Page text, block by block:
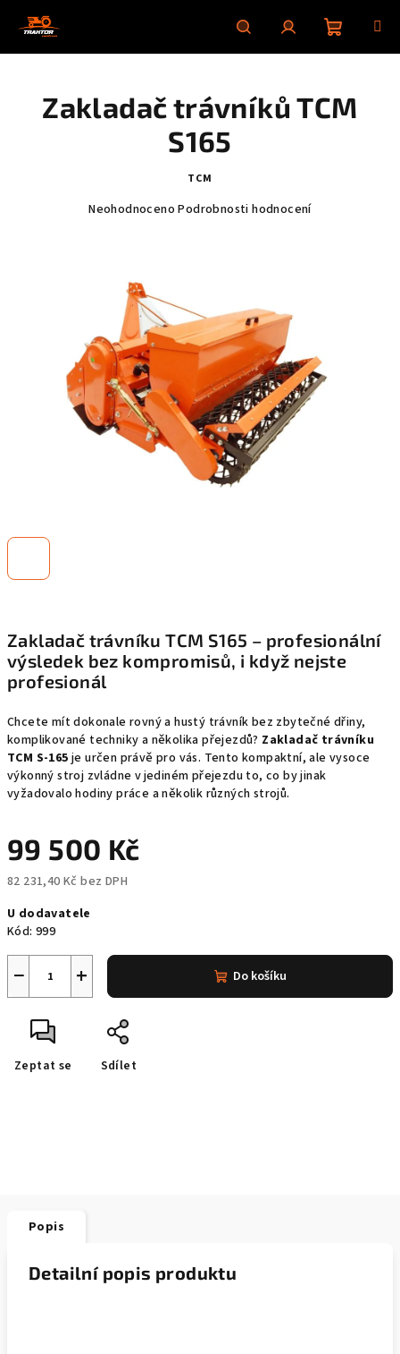
HledatPřihlášeníNákupní
košík
Zakladač trávníku TCM S165 – profesionální
výsledek bez kompromisů, i když nejste
profesionál
Chcete mít dokonale rovný a hustý trávník bez zbytečné dřiny,
komplikované techniky a několika přejezdů? Zakladač trávníku
TCM S-165je určen právě pro vás. Tento kompaktní, ale vysoce
výkonný stroj zvládne v jediném přejezdu to, co by jinak
vyžadovalo hodiny práce a několik různých strojů.
99 500 Kč
82 231,40 Kč bez DPH
cena:
U dodavatele
Kód: 999
+
− Do košíku
Zeptat se Sdílet
Zakladač trávníků TCM
S165
TCM
Průměrné
hvězdiček.
Neohodnoceno Podrobnosti hodnocení
Popis
Detailní popis produktu